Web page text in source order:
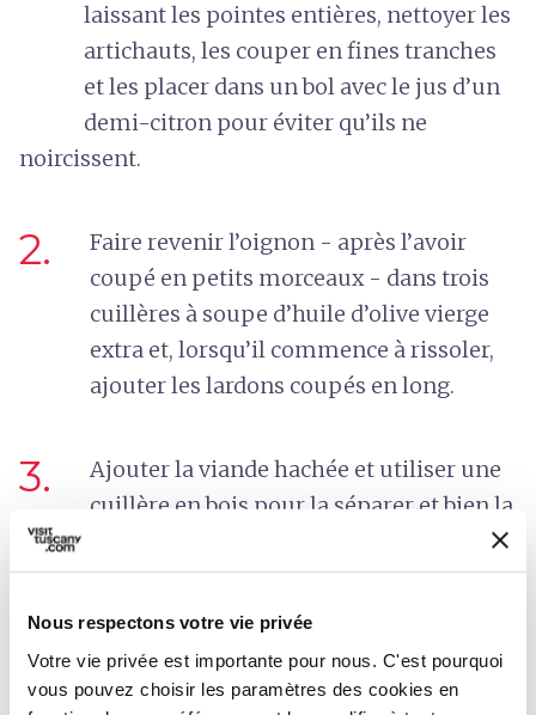
Nous respectons votre vie privée
Votre vie privée est importante pour nous. C'est pourquoi
vous pouvez choisir les paramètres des cookies en
laissant les pointes entières, nettoyer les
artichauts, les couper en fines tranches
et les placer dans un bol avec le jus d’un
demi-citron pour éviter qu’ils ne
noircissent.
2.
Faire revenir l’oignon - après l’avoir
coupé en petits morceaux - dans trois
cuillères à soupe d’huile d’olive vierge
extra et, lorsqu’il commence à rissoler,
ajouter les lardons coupés en long.
3.
Ajouter la viande hachée et utiliser une
cuillère en bois pour la séparer et bien la
4.
Une fois la viande cuite, ajouter tous les
légumes et les laisser mijoter.